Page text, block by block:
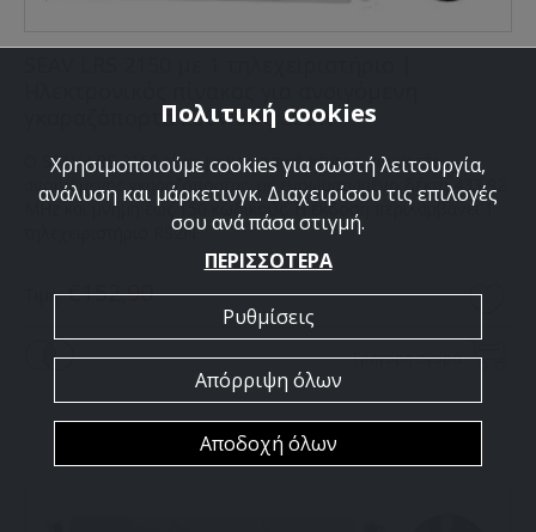
γκαραζόπορτα 230V έως 500W
Ο SEAV LRS 2150 είναι μονοφασικό κέντρο για μοτέρ
ανοιγόμενης γκαραζόπορτας, με ενσωματωμένο δέκτη 433,92
MHz και μνήμη έως 150 κωδικούς. Η έκδοση περιλαμβάνει 1
τηλεχειριστήριο RS2N.
Τιμή:€152,90
Γρήγορη αγορά
Πολιτική cookies
Χρησιμοποιούμε cookies για σωστή λειτουργία,
ανάλυση και μάρκετινγκ. Διαχειρίσου τις επιλογές
σου ανά πάσα στιγμή.
ΠΕΡΙΣΣΟΤΕΡΑ
Ρυθμίσεις
Απόρριψη όλων
Αποδοχή όλων